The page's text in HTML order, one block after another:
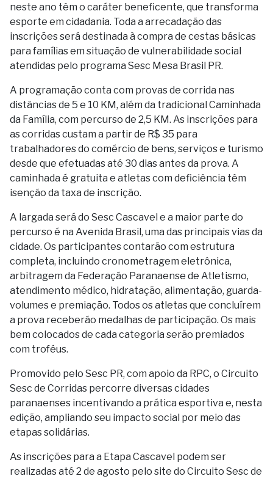
neste ano têm o caráter beneficente, que transforma
esporte em cidadania. Toda a arrecadação das
inscrições será destinada à compra de cestas básicas
para famílias em situação de vulnerabilidade social
atendidas pelo programa Sesc Mesa Brasil PR.
A programação conta com provas de corrida nas
distâncias de 5 e 10 KM, além da tradicional Caminhada
da Família, com percurso de 2,5 KM. As inscrições para
as corridas custam a partir de R$ 35 para
trabalhadores do comércio de bens, serviços e turismo
desde que efetuadas até 30 dias antes da prova. A
caminhada é gratuita e atletas com deficiência têm
isenção da taxa de inscrição.
A largada será do Sesc Cascavel e a maior parte do
percurso é na Avenida Brasil, uma das principais vias da
cidade. Os participantes contarão com estrutura
completa, incluindo cronometragem eletrônica,
arbitragem da Federação Paranaense de Atletismo,
atendimento médico, hidratação, alimentação, guarda-
volumes e premiação. Todos os atletas que concluírem
a prova receberão medalhas de participação. Os mais
bem colocados de cada categoria serão premiados
com troféus.
Promovido pelo Sesc PR, com apoio da RPC, o Circuito
Sesc de Corridas percorre diversas cidades
paranaenses incentivando a prática esportiva e, nesta
edição, ampliando seu impacto social por meio das
etapas solidárias.
As inscrições para a Etapa Cascavel podem ser
realizadas até 2 de agosto pelo site do Circuito Sesc de